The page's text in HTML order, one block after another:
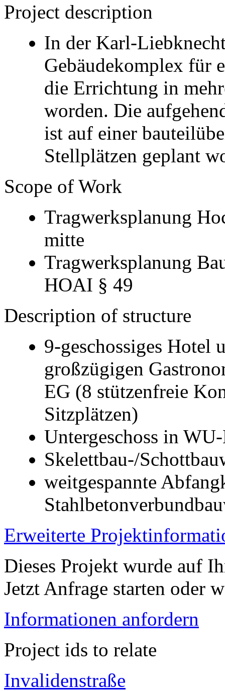
Project description
In der Karl-
Gebäudekomplex für
die Errichtung in
worden. Die
ist auf einer
Stellplätzen geplant
Scope of Work
Tragwerksplanung
mitte
Tragwerksplanung
HOAI § 49
Description of structure
9-geschossiges Hotel
großzügigen
EG (8 stützenfreie
Sitzplätzen)
Untergeschoss in
Skelettbau-/
weitgespannte
Erweiterte
Dieses Projekt wurde auf
Jetzt Anfrage starten oder
Informationen anfordern
Project ids to relate
Invalidenstraße